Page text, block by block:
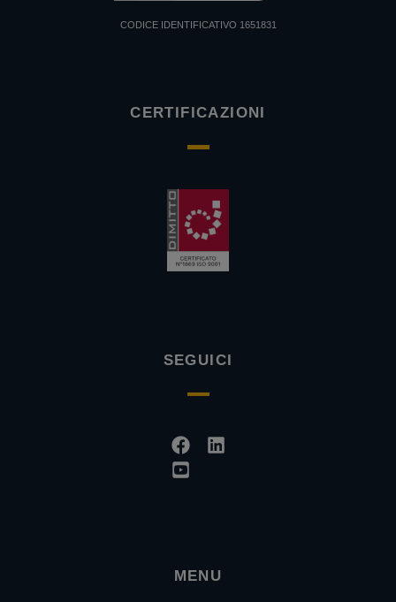
CODICE IDENTIFICATIVO 1651831
CERTIFICAZIONI
SEGUICI
Facebook
Linkedin
Youtube-
square
MENU